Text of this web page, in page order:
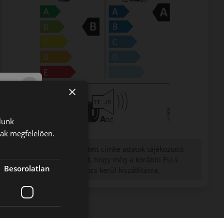
jellegűek. Előfordulhat, hogy még a korábbi EU-s
címkével ellátott abroncs kerül kiszállításra.
×
megfelelően.
Besorolatlan